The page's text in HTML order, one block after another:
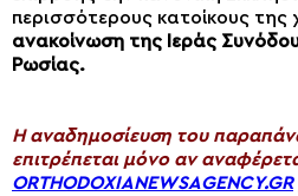
περισσότερους κατοίκους
ανακοίνωση της Ιεράς
Ρωσίας.
H αναδημοσίευση του
επιτρέπεται μόνο αν
ORTHODOXIANEWSAGENCY.GR